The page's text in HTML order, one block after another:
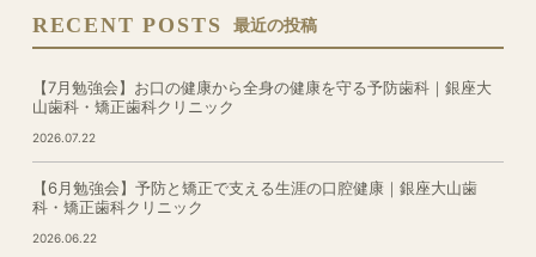
RECENT POSTS 最近の投稿
【7月勉強会】お口の健康から全身の健康を守る予防歯科｜銀座大
山歯科・矯正歯科クリニック
2026.07.22
【6月勉強会】予防と矯正で支える生涯の口腔健康｜銀座大山歯
科・矯正歯科クリニック
2026.06.22